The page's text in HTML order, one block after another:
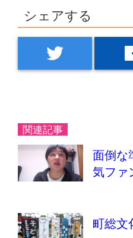
シェアする
twitter
関連記事
面倒な
気ファ
町総文